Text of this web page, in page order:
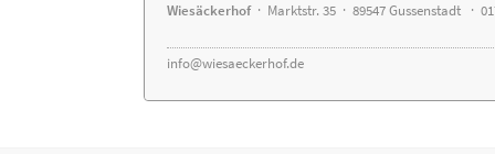
Wiesäckerhof· Marktstr. 35 · 89547 Gussenstadt ·
info@wiesaeckerhof.de